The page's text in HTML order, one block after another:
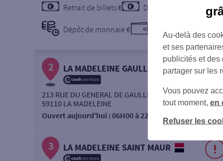
Retrait de billets €
Dépôt de billets €
Dépôt de monnaie € Dépôt de chèque €
2 LA MADELEINE GAULLE
213 RUE DU GENERAL DE GAULLE
59110 LA MADELEINE
Ouvert aujourd’hui :06H00 à 22H00
3 LA MADELEINE SAINT MAUR
Au-delà des
et ses
publicités et des
partager sur les
Vous pouvez
tout moment, en
Refuser les